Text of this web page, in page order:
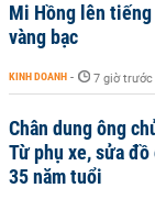
Mi Hồng lên
vàng bạc
KINH DOANH - 7 giờ trước
Chân dung ông
Từ phụ xe, sửa
35 năm tuổi